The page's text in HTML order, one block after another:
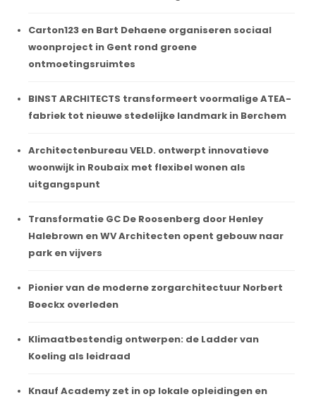
Carton123 en Bart Dehaene organiseren sociaal
woonproject in Gent rond groene
ontmoetingsruimtes
BINST ARCHITECTS transformeert voormalige ATEA-
fabriek tot nieuwe stedelijke landmark in Berchem
Architectenbureau VELD. ontwerpt innovatieve
woonwijk in Roubaix met flexibel wonen als
uitgangspunt
Transformatie GC De Roosenberg door Henley
Halebrown en WV Architecten opent gebouw naar
park en vijvers
Pionier van de moderne zorgarchitectuur Norbert
Boeckx overleden
Klimaatbestendig ontwerpen: de Ladder van
Koeling als leidraad
Knauf Academy zet in op lokale opleidingen en